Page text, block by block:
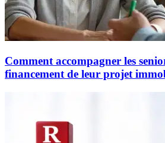
Comment accompagner les
financement de leur projet